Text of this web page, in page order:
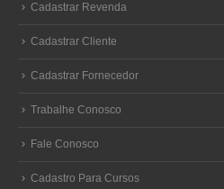
Cadastrar Revenda
Cadastrar Cliente
Cadastrar Fornecedor
Trabalhe Conosco
Fale Conosco
Cadastro Para Cursos